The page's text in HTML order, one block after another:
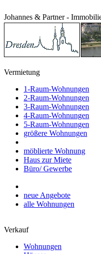
Johannes & Partner -
Vermietung
1-Raum-Wohnungen
2-Raum-Wohnungen
3-Raum-Wohnungen
4-Raum-Wohnungen
5-Raum-Wohnungen
größere Wohnungen
möblierte Wohnung
Haus zur Miete
Büro/ Gewerbe
neue Angebote
alle Wohnungen
Verkauf
Wohnungen